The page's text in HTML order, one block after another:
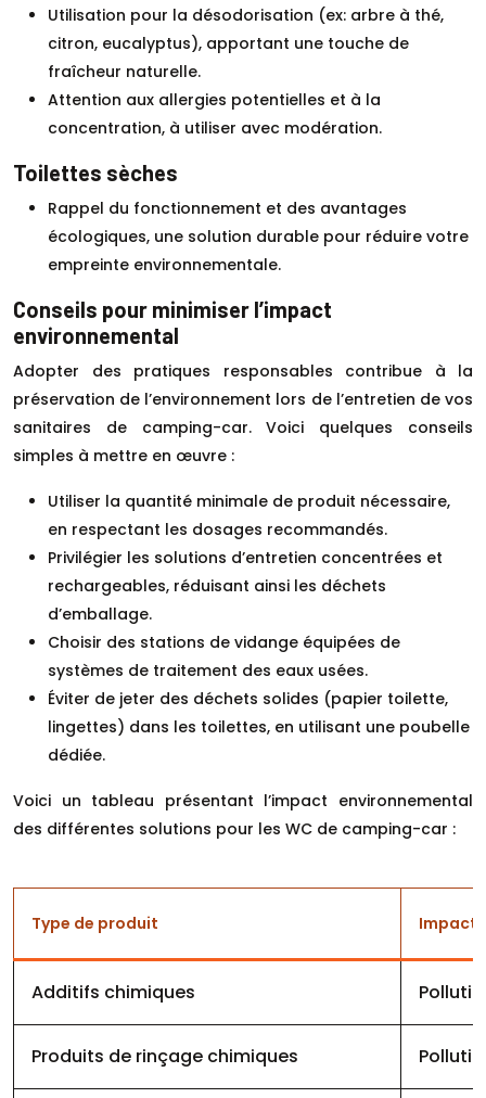
Utilisation pour la désodorisation (ex: arbre à thé,
citron, eucalyptus), apportant une touche de
fraîcheur naturelle.
Attention aux allergies potentielles et à la
concentration, à utiliser avec modération.
Toilettes sèches
Rappel du fonctionnement et des avantages
écologiques, une solution durable pour réduire votre
empreinte environnementale.
Conseils pour minimiser l’impact
environnemental
Adopter des pratiques responsables contribue à la
préservation de l’environnement lors de l’entretien de vos
sanitaires de camping-car. Voici quelques conseils
simples à mettre en œuvre :
Utiliser la quantité minimale de produit nécessaire,
en respectant les dosages recommandés.
Privilégier les solutions d’entretien concentrées et
rechargeables, réduisant ainsi les déchets
d’emballage.
Choisir des stations de vidange équipées de
systèmes de traitement des eaux usées.
Éviter de jeter des déchets solides (papier toilette,
lingettes) dans les toilettes, en utilisant une poubelle
dédiée.
Voici un tableau présentant l’impact environnemental
des différentes solutions pour les WC de camping-car :
Type de produit Impact
Additifs chimiques
Produits de rinçage chimiques